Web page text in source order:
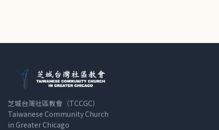
芝城台灣社區教會（TCCGC）
Taiwanese Community Church
in Greater Chicago